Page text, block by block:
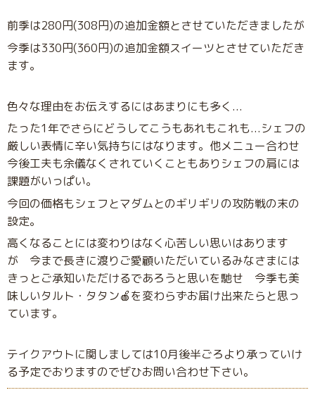
前季は280円(308円)の追加金額とさせていただきましたが
今季は330円(360円)の追加金額スイーツとさせていただき
ます。
色々な理由をお伝えするにはあまりにも多く...
たった1年でさらにどうしてこうもあれもこれも...シェフの
厳しい表情に辛い気持ちにはなります。 他メニュー合わせ
今後工夫も余儀なくされていくこともありシェフの肩には
課題がいっぱい。
今回の価格もシェフとマダムとのギリギリの攻防戦の末の
設定。
高くなることには変わりはなく心苦しい思いはあります
が 今まで長きに渡りご愛顧いただいているみなさまには
きっとご承知いただけるであろうと思いを馳せ 今季も美
味しいタルト・タタン🍎を変わらずお届け出来たらと思っ
ています。
テイクアウトに関しましては10月後半ごろより承っていけ
る予定でおりますのでぜひお問い合わせ下さい。